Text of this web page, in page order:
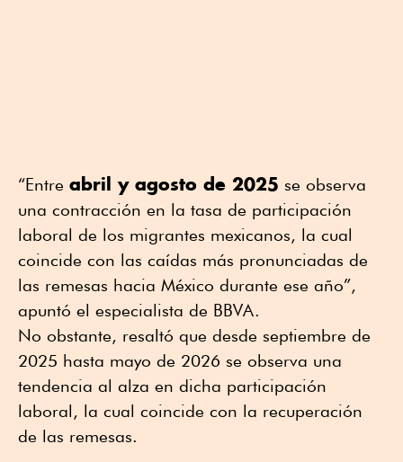
“Entre abril y agosto de 2025 se observa
una contracción en la tasa de participación
laboral de los migrantes mexicanos, la cual
coincide con las caídas más pronunciadas de
las remesas hacia México durante ese año”,
apuntó el especialista de BBVA.
No obstante, resaltó que desde septiembre de
2025 hasta mayo de 2026 se observa una
tendencia al alza en dicha participación
laboral, la cual coincide con la recuperación
de las remesas.